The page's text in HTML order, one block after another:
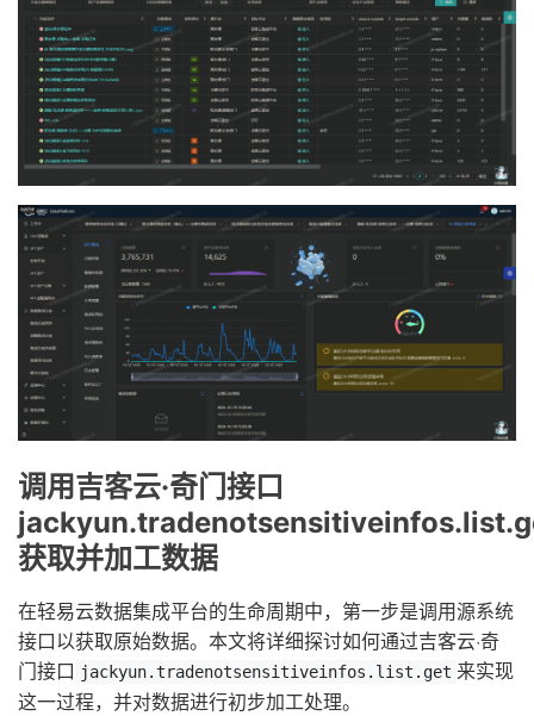
调用吉客云·奇门接口
获取并加工数据
在轻易云数据集成平台的生命周期中，第一步是调用源系统
接口以获取原始数据。本文将详细探讨如何通过吉客云·奇
门接口 jackyun.tradenotsensitiveinfos.list.get 来实现
这一过程，并对数据进行初步加工处理。